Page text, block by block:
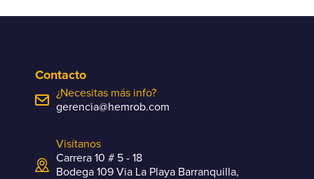
Contacto
¿Necesitas más info?
gerencia@hemrob.com
Visítanos
Carrera 10 # 5 - 18
Bodega 109 Via La Playa Barranquilla,